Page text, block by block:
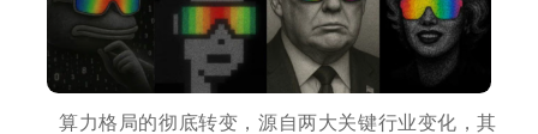
算力格局的彻底转变，源自两大关键行业变化，其